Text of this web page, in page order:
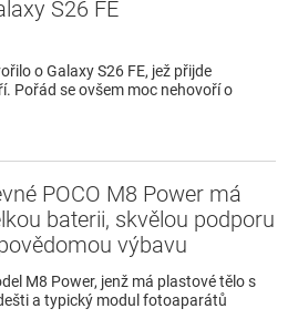
S26 FE
o Galaxy S26 FE, jež přijde
Pořád se ovšem moc nehovoří o
POCO M8 Power má
baterii, skvělou podporu
výbavu
M8 Power, jenž má plastové tělo s
a typický modul fotoaparátů